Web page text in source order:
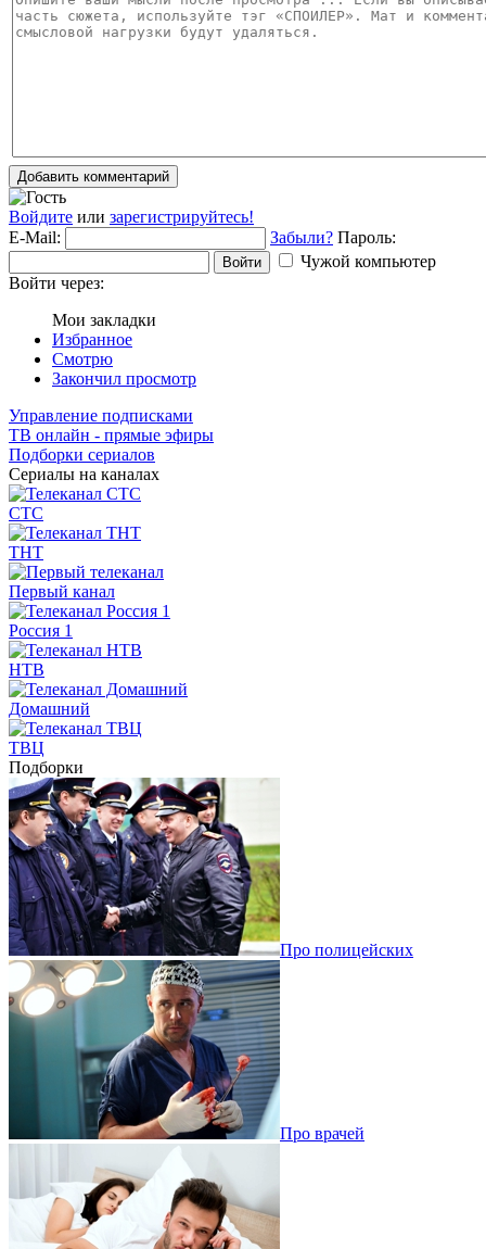
Добавить комментарий
Войдите или зарегистрируйтесь!
E-Mail:
Забыли? Пароль:
Войти
Чужой компьютер
Войти через:
Мои закладки
Избранное
Смотрю
Закончил просмотр
Управление подписками
ТВ онлайн - прямые эфиры
Подборки сериалов
Сериалы на каналах
СТС
ТНТ
Первый канал
Россия 1
НТВ
Домашний
ТВЦ
Подборки
Про полицейских
Про врачей